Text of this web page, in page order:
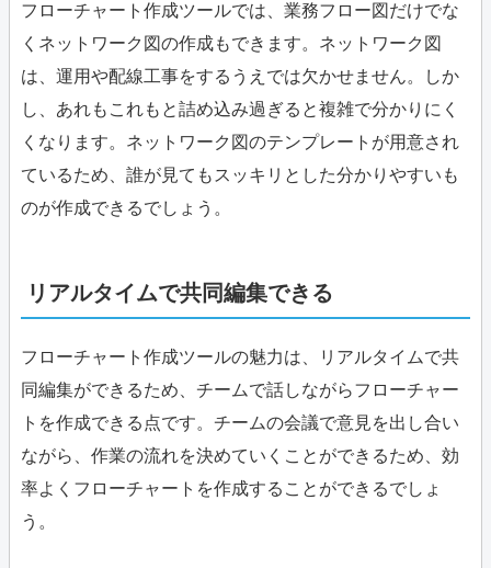
フローチャート作成ツールでは、業務フロー図だけでな
くネットワーク図の作成もできます。ネットワーク図
は、運用や配線工事をするうえでは欠かせません。しか
し、あれもこれもと詰め込み過ぎると複雑で分かりにく
くなります。ネットワーク図のテンプレートが用意され
ているため、誰が見てもスッキリとした分かりやすいも
のが作成できるでしょう。
リアルタイムで共同編集できる
フローチャート作成ツールの魅力は、リアルタイムで共
同編集ができるため、チームで話しながらフローチャー
トを作成できる点です。チームの会議で意見を出し合い
ながら、作業の流れを決めていくことができるため、効
率よくフローチャートを作成することができるでしょ
う。